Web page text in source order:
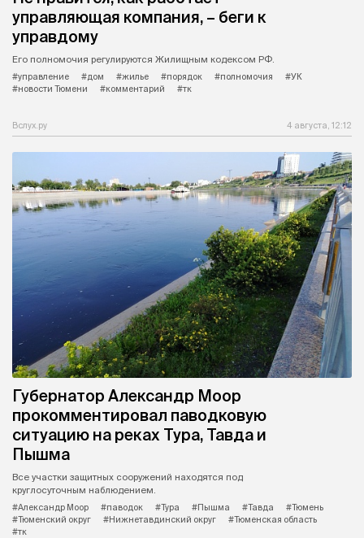
управляющая компания, – беги к
управдому
Его полномочия регулируются Жилищным кодексом РФ.
#управление
#дом #жилье #порядок #полномочия
#УК
#новости Тюмени
#комментарий #тк
Вслух.ру 4 августа, 12:12
Губернатор Александр Моор
прокомментировал паводковую
ситуацию на реках Тура, Тавда и
Пышма
Все участки защитных сооружений находятся под
круглосуточным наблюдением.
#Александр Моор
#паводок #Тура #Пышма #Тавда
#Тюмень
#Тюменский округ
#Нижнетавдинский округ
#Тюменская область
#тк